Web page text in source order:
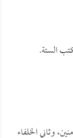
الستة.
وثاني الخلفاء